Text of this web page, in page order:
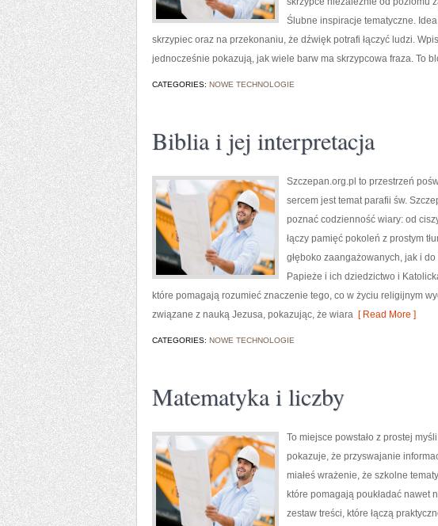
Ślubne inspiracje tematyczne.
skrzypiec oraz na przekonaniu, że dźwięk potrafi łączyć ludzi.
jednocześnie pokazują, jak wiele barw ma skrzypcowa fraza. To
CATEGORIES: NOWE TECHNOLOGIE
Biblia i jej interpretacja
Szczepan.org.pl to przestrzeń
sercem jest temat parafii św.
poznać codzienność wiary: od
łączy pamięć pokoleń z prostym
głęboko zaangażowanych, jak i
Papieże i ich dziedzictwo i
które pomagają rozumieć znaczenie tego, co w życiu religijnym
związane z nauką Jezusa, pokazując, że wiara [ Read More ]
CATEGORIES: NOWE TECHNOLOGIE
Matematyka i liczby
To miejsce powstało z prostej
pokazuje, że przyswajanie
miałeś wrażenie, że szkolne
które pomagają poukładać
zestaw treści, które łączą